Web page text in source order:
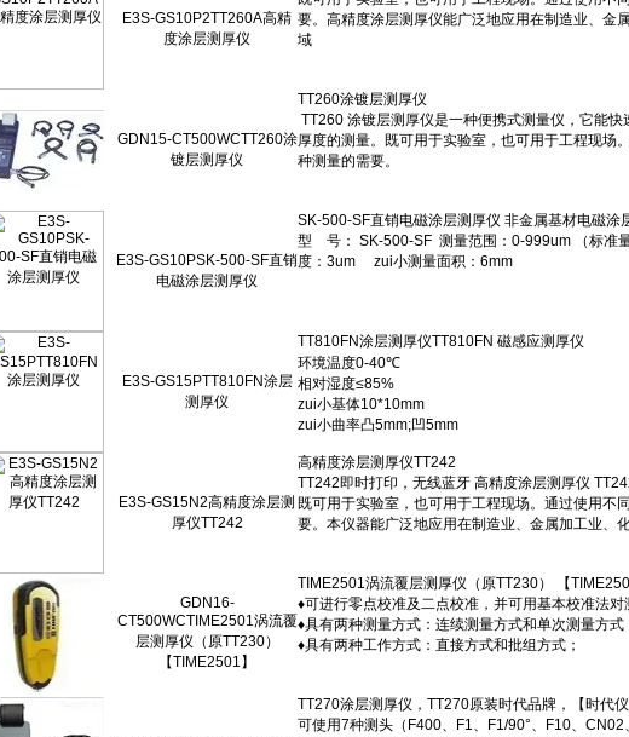
E3S-GS10P2TT260A高精
度涂层测厚仪
GDN15-CT500WCTT260涂
镀层测厚仪
E3S-GS10PSK-500-SF直销
电磁涂层测厚仪
E3S-GS15PTT810FN涂层
测厚仪
E3S-GS15N2高精度涂层测
厚仪TT242
GDN16-
CT500WCTIME2501涡流覆
层测厚仪（原TT230）
【TIME2501】